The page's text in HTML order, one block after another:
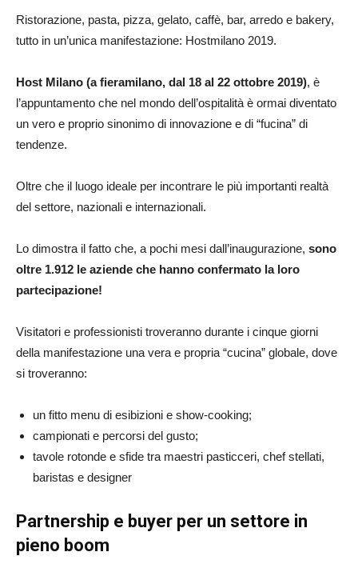
Ristorazione, pasta, pizza, gelato, caffè, bar, arredo e bakery,
tutto in un’unica manifestazione: Hostmilano 2019.
Host Milano (a fieramilano, dal 18 al 22 ottobre 2019), è
l’appuntamento che nel mondo dell’ospitalità è ormai diventato
un vero e proprio sinonimo di innovazione e di “fucina” di
tendenze.
Oltre che il luogo ideale per incontrare le più importanti realtà
del settore, nazionali e internazionali.
Lo dimostra il fatto che, a pochi mesi dall’inaugurazione, sono
oltre 1.912 le aziende che hanno confermato la loro
partecipazione!
Visitatori e professionisti troveranno durante i cinque giorni
della manifestazione una vera e propria “cucina” globale, dove
si troveranno:
un fitto menu di esibizioni e show-cooking;
campionati e percorsi del gusto;
tavole rotonde e sfide tra maestri pasticceri, chef stellati,
baristas e designer
Partnership e buyer per un settore in
pieno boom